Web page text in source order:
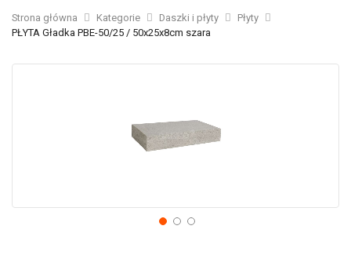
Strona główna Kategorie Daszki i płyty
Płyty
PŁYTA Gładka PBE-50/25 / 50x25x8cm szara